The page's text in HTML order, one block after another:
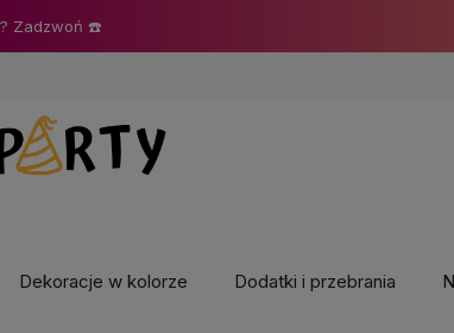
Dekoracje w kolorze Dodatki i przebrania